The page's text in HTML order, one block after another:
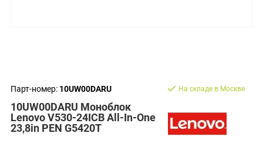
Парт-номер: 10UW00DARU
10UW00DARU Моноблок
Lenovo V530-24ICB All-In-One
23,8in PEN G5420T
На складе в Москве